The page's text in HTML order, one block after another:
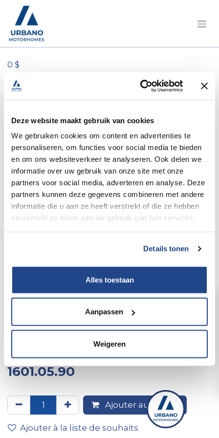
Deze website maakt gebruik van cookies
We gebruiken cookies om content en advertenties te
personaliseren, om functies voor social media te bieden
en om ons websiteverkeer te analyseren. Ook delen we
informatie over uw gebruik van onze site met onze
partners voor social media, adverteren en analyse. Deze
partners kunnen deze gegevens combineren met andere
informatie die u aan ze heeft verstrekt of die ze hebben
verzameld op basis van uw gebruik van hun services.
Details tonen
Alles toestaan
Aanpassen
Weigeren
0 $
Tous les produits
Füllstands-Sonde EL-Sondenlänge-Kabel
Füllstands-Sonde EL-
Sondenlänge-Kabel Mj12-KAS-
für Frischwassertank
1601.05.90
Ajouter au panier
Ajouter à la liste de souhaits